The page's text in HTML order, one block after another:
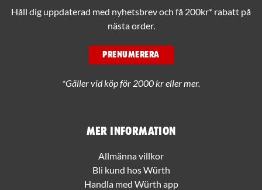
Mer information
Allmänna villkor
Bli kund hos Würth
Handla med Würth app
Håll dig uppdaterad med nyhetsbrev och få 200kr* rabatt på
nästa order.
PRENUMERERA
*Gäller vid köp för 2000 kr eller mer.